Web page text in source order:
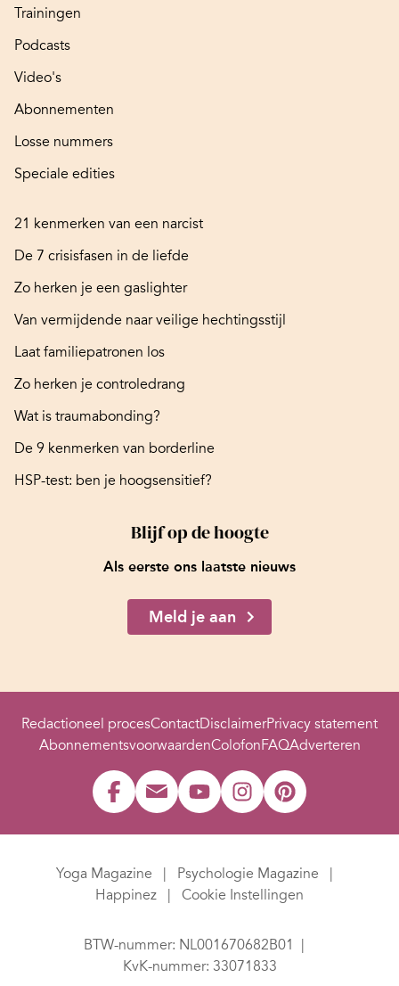
Trainingen
Podcasts
Video's
Abonnementen
Losse nummers
Speciale edities
21 kenmerken van een narcist
De 7 crisisfasen in de liefde
Zo herken je een gaslighter
Van vermijdende naar veilige hechtingsstijl
Laat familiepatronen los
Zo herken je controledrang
Wat is traumabonding?
De 9 kenmerken van borderline
HSP-test: ben je hoogsensitief?
Blijf op de hoogte
Als eerste ons laatste nieuws
Meld je aan
Redactioneel procesContactDisclaimerPrivacy statement
AbonnementsvoorwaardenColofonFAQAdverteren
Yoga Magazine
Psychologie Magazine
Happinez
Cookie Instellingen
BTW-nummer: NL001670682B01
KvK-nummer: 33071833